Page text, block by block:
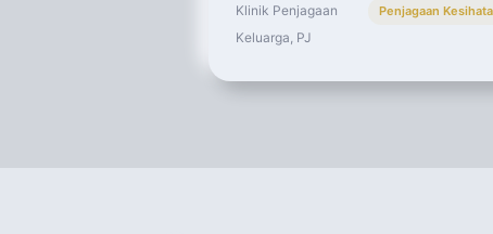
Klinik Penjagaan
Keluarga, PJ
Penjagaan